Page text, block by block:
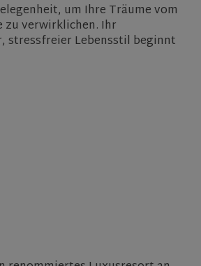
um Ihre Träume vom
zu verwirklichen. Ihr
stressfreier Lebensstil beginnt